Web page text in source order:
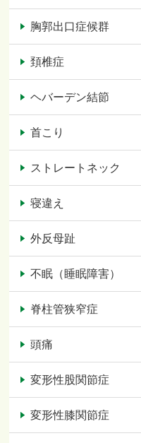
胸郭出口症候群
頚椎症
ヘバーデン結節
首こり
ストレートネック
寝違え
外反母趾
不眠（睡眠障害）
脊柱管狭窄症
頭痛
変形性股関節症
変形性膝関節症